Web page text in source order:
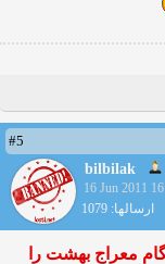
#5
bilbilak
16 Jun 2011
ارسالها: 1079
معراج بهشت را